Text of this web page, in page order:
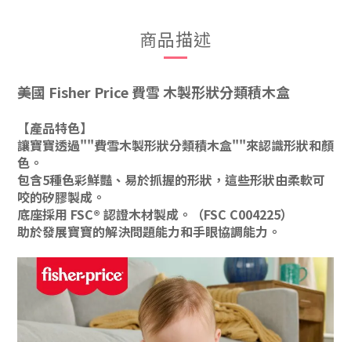
商品描述
美國 Fisher Price 費雪 木製形狀分類積木盒
【產品特色】
讓寶寶透過""費雪木製形狀分類積木盒""來認識形狀和顏
色。
包含5種色彩鮮豔、易於抓握的形狀，這些形狀由柔軟可
咬的矽膠製成。
底座採用 FSC® 認證木材製成。（FSC C004225）
助於發展寶寶的解決問題能力和手眼協調能力。